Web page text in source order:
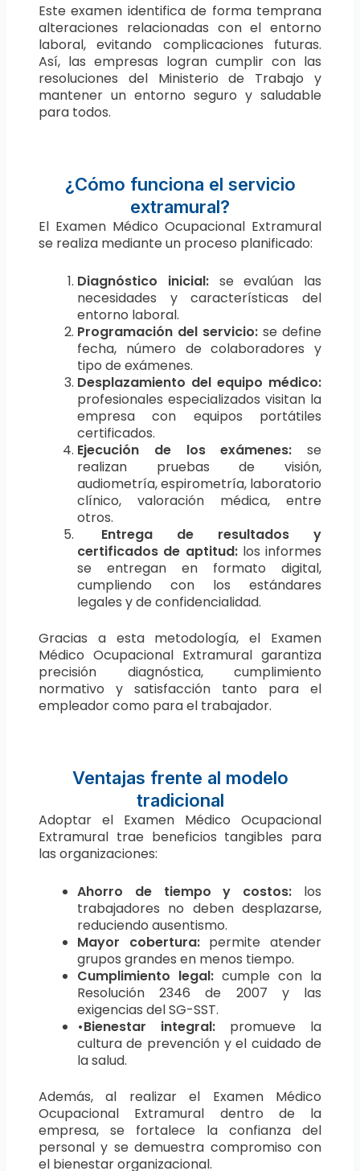
Este examen identifica de forma temprana
alteraciones relacionadas con el entorno
laboral, evitando complicaciones futuras.
Así, las empresas logran cumplir con las
resoluciones del Ministerio de Trabajo y
mantener un entorno seguro y saludable
para todos.
¿Cómo funciona el servicio
extramural?
El Examen Médico Ocupacional Extramural
se realiza mediante un proceso planificado:
Diagnóstico inicial:se evalúan las
necesidades y características del
entorno laboral.
Programación del servicio: se define
fecha, número de colaboradores y
tipo de exámenes.
Desplazamiento del equipo médico:
profesionales especializados visitan la
empresa con equipos portátiles
certificados.
Ejecución de los exámenes: se
realizan pruebas de visión,
audiometría, espirometría, laboratorio
clínico, valoración médica, entre
otros.
Entrega de resultados y
certificados de aptitud:los informes
se entregan en formato digital,
cumpliendo con los estándares
legales y de confidencialidad.
Gracias a esta metodología, el Examen
Médico Ocupacional Extramural garantiza
precisión diagnóstica, cumplimiento
normativo y satisfacción tanto para el
empleador como para el trabajador.
Ventajas frente al modelo
tradicional
Adoptar el Examen Médico Ocupacional
Extramural trae beneficios tangibles para
las organizaciones:
Ahorro de tiempo y costos: los
trabajadores no deben desplazarse,
reduciendo ausentismo.
Mayor cobertura:permite atender
grupos grandes en menos tiempo.
Cumplimiento legal:cumple con la
Resolución 2346 de 2007 y las
exigencias del SG-SST.
•Bienestar integral:promueve la
cultura de prevención y el cuidado de
la salud.
Además, al realizar el Examen Médico
Ocupacional Extramural dentro de la
empresa, se fortalece la confianza del
personal y se demuestra compromiso con
el bienestar organizacional.